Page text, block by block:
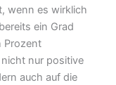
wenn es wirklich
ein Grad
Prozent
nur positive
auch auf die